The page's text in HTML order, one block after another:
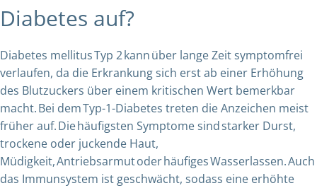
Diabetes auf?
Diabetes mellitus Typ 2 kann über lange Zeit symptomfrei
verlaufen, da die Erkrankung sich erst ab einer Erhöhung
des Blutzuckers über einem kritischen Wert bemerkbar
macht. Bei dem Typ-1-Diabetes treten die Anzeichen meist
früher auf. Die häufigsten Symptome sind starker Durst,
trockene oder juckende Haut,
Müdigkeit, Antriebsarmut oder häufiges Wasserlassen. Auch
das Immunsystem ist geschwächt, sodass eine erhöhte